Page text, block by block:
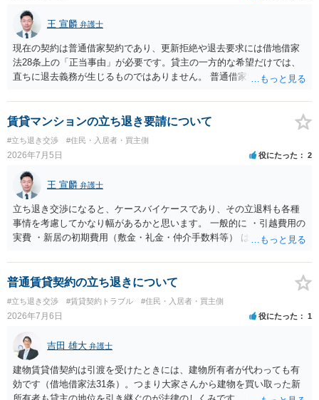
王 宣麟 弁護士
現在の契約は普通借家契約であり、更新拒絶や退去要求には借地借家
法28条上の「正当事由」が必要です。貸主の一方的な希望だけでは、
直ちに退去義務が生じるものではありません。 普通借家契約から定期
新たな定期借家契約を締結する形になりますが、これは任意の合意が
前提であり、借主が同意しなければ成立しません。 12年間の居住実
績、子どもの学校や地域とのつながり、転居費用の準備が困難な事情
などは、借主側の強い居住継続の必要性として正当事由判断において
重視される要素ですので、貸主側にかなり具体的な事情と立退料など
がない限り、更新拒絶が認められるハードルは一般的に高いと考えら
れます。 建物が未登記であること自体は、賃貸借契約の有効性を直ち
に否定するものではなく、引渡しがされていれば賃貸借の効力は原則
有効とされています。 今後の交渉では、①現在は普通借家契約が継続
しており定期借家への変更に合意していないこと、②貸主側の事情
（誰が所有者で誰が実際に住む予定か等）を具体的に書面で説明して
ほしいこと、③自分たちの居住継続の必要性を丁寧に伝えること、を
基本方針としたうえで、仮に一定時期の退去を検討する場合には、立
退料・引越費用・原状回復費用負担などの条件を明確にした書面を作
成することが重要です。 契約書では、更新条項・解除条項・期間の定
め・定期借家に関する記載の有無、これまでの更新時の合意内容
（「今回で最後」などの文言）が、借主不利な特約として無効になり
得るかどうかも含めて検討ポイントになりますので、署名押印前に内
容を十分に確認し、不明点は弁護士に相談することをおすすめしま
す。
賃貸マンションの立ち退き要請について
#立ち退き交渉 #住民・入居者・買主側
2026年7月5日 役にたった 2
王 宣麟 弁護士
立ち退き交渉になると、ケースバイケースであり、その立退料も各種
事情を考慮してかなり幅があるかと思います。 一般的に ・引越費用の
実費 ・新居の初期費用（敷金・礼金・仲介手数料等） は固い部分かと
ターンが多いかと存じます。
普通賃貸契約の立ち退きについて
#立ち退き交渉 #賃貸契約トラブル #住民・入居者・買主側
2026年7月6日 役にたった 1
吉田 雄大 弁護士
建物賃貸借契約は引渡を受けたときには、建物所有者が代わっても有
効です（借地借家法31条）。つまり大家さんから建物を買い取った新
所有者も貸主の地位を引き継ぐのが法律のしくみです。 おそらくは、